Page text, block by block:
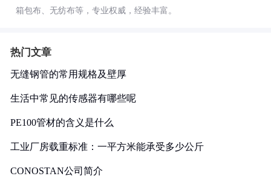
箱包布、无纺布等，专业权威，经验丰富。
热门文章
无缝钢管的常用规格及壁厚
生活中常见的传感器有哪些呢
PE100管材的含义是什么
工业厂房载重标准：一平方米能承受多少公斤
CONOSTAN公司简介